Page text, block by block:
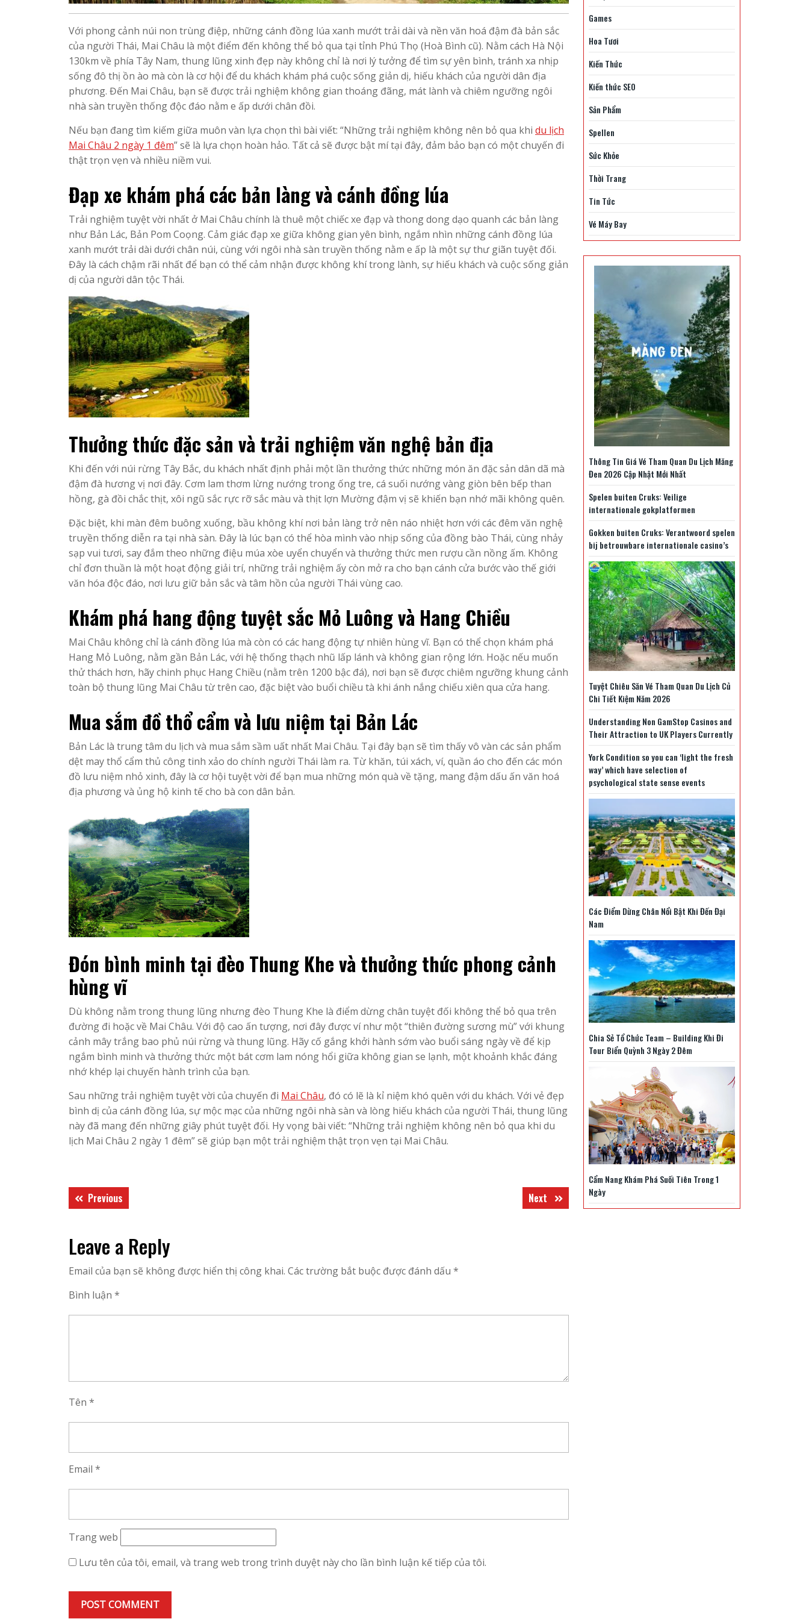
Với phong cảnh núi non trùng điệp, những cánh đồng lúa xanh mướt trải dài và nền văn hoá đậm đà bản sắc
của người Thái, Mai Châu là một điểm đến không thể bỏ qua tại tỉnh Phú Thọ (Hoà Bình cũ). Nằm cách Hà Nội
130km về phía Tây Nam, thung lũng xinh đẹp này không chỉ là nơi lý tưởng để tìm sự yên bình, tránh xa nhịp
sống đô thị ồn ào mà còn là cơ hội để du khách khám phá cuộc sống giản dị, hiếu khách của người dân địa
phương. Đến Mai Châu, bạn sẽ được trải nghiệm không gian thoáng đãng, mát lành và chiêm ngưỡng ngôi
nhà sàn truyền thống độc đáo nằm e ấp dưới chân đồi.
Nếu bạn đang tìm kiếm giữa muôn vàn lựa chọn thì bài viết: “Những trải nghiệm không nên bỏ qua khi du lịch
Mai Châu 2 ngày 1 đêm” sẽ là lựa chọn hoàn hảo. Tất cả sẽ được bật mí tại đây, đảm bảo bạn có một chuyến đi
thật trọn vẹn và nhiều niềm vui.
Đạp xe khám phá các bản làng và cánh đồng lúa
Trải nghiệm tuyệt vời nhất ở Mai Châu chính là thuê một chiếc xe đạp và thong dong dạo quanh các bản làng
như Bản Lác, Bản Pom Coọng. Cảm giác đạp xe giữa không gian yên bình, ngắm nhìn những cánh đồng lúa
xanh mướt trải dài dưới chân núi, cùng với ngôi nhà sàn truyền thống nằm e ấp là một sự thư giãn tuyệt đối.
Đây là cách chậm rãi nhất để bạn có thể cảm nhận được không khí trong lành, sự hiếu khách và cuộc sống giản
dị của người dân tộc Thái.
Thưởng thức đặc sản và trải nghiệm văn nghệ bản địa
Khi đến với núi rừng Tây Bắc, du khách nhất định phải một lần thưởng thức những món ăn đặc sản dân dã mà
đậm đà hương vị nơi đây. Cơm lam thơm lừng nướng trong ống tre, cá suối nướng vàng giòn bên bếp than
hồng, gà đồi chắc thịt, xôi ngũ sắc rực rỡ sắc màu và thịt lợn Mường đậm vị sẽ khiến bạn nhớ mãi không quên.
Đặc biệt, khi màn đêm buông xuống, bầu không khí nơi bản làng trở nên náo nhiệt hơn với các đêm văn nghệ
truyền thống diễn ra tại nhà sàn. Đây là lúc bạn có thể hòa mình vào nhịp sống của đồng bào Thái, cùng nhảy
sạp vui tươi, say đắm theo những điệu múa xòe uyển chuyển và thưởng thức men rượu cần nồng ấm. Không
chỉ đơn thuần là một hoạt động giải trí, những trải nghiệm ấy còn mở ra cho bạn cánh cửa bước vào thế giới
văn hóa độc đáo, nơi lưu giữ bản sắc và tâm hồn của người Thái vùng cao.
Khám phá hang động tuyệt sắc Mỏ Luông và Hang Chiều
Mai Châu không chỉ là cánh đồng lúa mà còn có các hang động tự nhiên hùng vĩ. Bạn có thể chọn khám phá
Hang Mỏ Luông, nằm gần Bản Lác, với hệ thống thạch nhũ lấp lánh và không gian rộng lớn. Hoặc nếu muốn
thử thách hơn, hãy chinh phục Hang Chiều (nằm trên 1200 bậc đá), nơi bạn sẽ được chiêm ngưỡng khung cảnh
toàn bộ thung lũng Mai Châu từ trên cao, đặc biệt vào buổi chiều tà khi ánh nắng chiếu xiên qua cửa hang.
Mua sắm đồ thổ cẩm và lưu niệm tại Bản Lác
Bản Lác là trung tâm du lịch và mua sắm sầm uất nhất Mai Châu. Tại đây bạn sẽ tìm thấy vô vàn các sản phẩm
dệt may thổ cẩm thủ công tinh xảo do chính người Thái làm ra. Từ khăn, túi xách, ví, quần áo cho đến các món
đồ lưu niệm nhỏ xinh, đây là cơ hội tuyệt vời để bạn mua những món quà về tặng, mang đậm dấu ấn văn hoá
địa phương và ủng hộ kinh tế cho bà con dân bản.
Đón bình minh tại đèo Thung Khe và thưởng thức phong cảnh
hùng vĩ
Dù không nằm trong thung lũng nhưng đèo Thung Khe là điểm dừng chân tuyệt đối không thể bỏ qua trên
đường đi hoặc về Mai Châu. Với độ cao ấn tượng, nơi đây được ví như một “thiên đường sương mù” với khung
cảnh mây trắng bao phủ núi rừng và thung lũng. Hãy cố gắng khởi hành sớm vào buổi sáng ngày về để kịp
ngắm bình minh và thưởng thức một bát cơm lam nóng hổi giữa không gian se lạnh, một khoảnh khắc đáng
nhớ khép lại chuyến hành trình của bạn.
Sau những trải nghiệm tuyệt vời của chuyến đi Mai Châu, đó có lẽ là kỉ niệm khó quên với du khách. Với vẻ đẹp
bình dị của cánh đồng lúa, sự mộc mạc của những ngôi nhà sàn và lòng hiếu khách của người Thái, thung lũng
này đã mang đến những giây phút tuyệt đối. Hy vọng bài viết: “Những trải nghiệm không nên bỏ qua khi du
lịch Mai Châu 2 ngày 1 đêm” sẽ giúp bạn một trải nghiệm thật trọn vẹn tại Mai Châu.
Điều
hướng
bài
viết
Previous
post:
Next Next
post:
Leave a Reply
Email của bạn sẽ không được hiển thị công khai. Các trường bắt buộc được đánh dấu *
Bình luận *
Tên *
Email *
Trang web
Lưu tên của tôi, email, và trang web trong trình duyệt này cho lần bình luận kế tiếp của tôi.
Games
Hoa Tươi
Kiến Thức
Kiến thức SEO
Sản Phẩm
Spellen
Sức Khỏe
Thời Trang
Tin Tức
Vé Máy Bay
Thông Tin Giá Vé Tham Quan Du Lịch Măng
Đen 2026 Cập Nhật Mới Nhất
Spelen buiten Cruks: Veilige
internationale gokplatformen
Gokken buiten Cruks: Verantwoord spelen
bij betrouwbare internationale casino’s
Tuyệt Chiêu Săn Vé Tham Quan Du Lịch Củ
Chi Tiết Kiệm Năm 2026
Understanding Non GamStop Casinos and
Their Attraction to UK Players Currently
York Condition so you can ‘light the fresh
way’ which have selection of
psychological state sense events
Các Điểm Dừng Chân Nổi Bật Khi Đến Đại
Nam
Chia Sẻ Tổ Chức Team – Building Khi Đi
Tour Biển Quỳnh 3 Ngày 2 Đêm
Cẩm Nang Khám Phá Suối Tiên Trong 1
Ngày